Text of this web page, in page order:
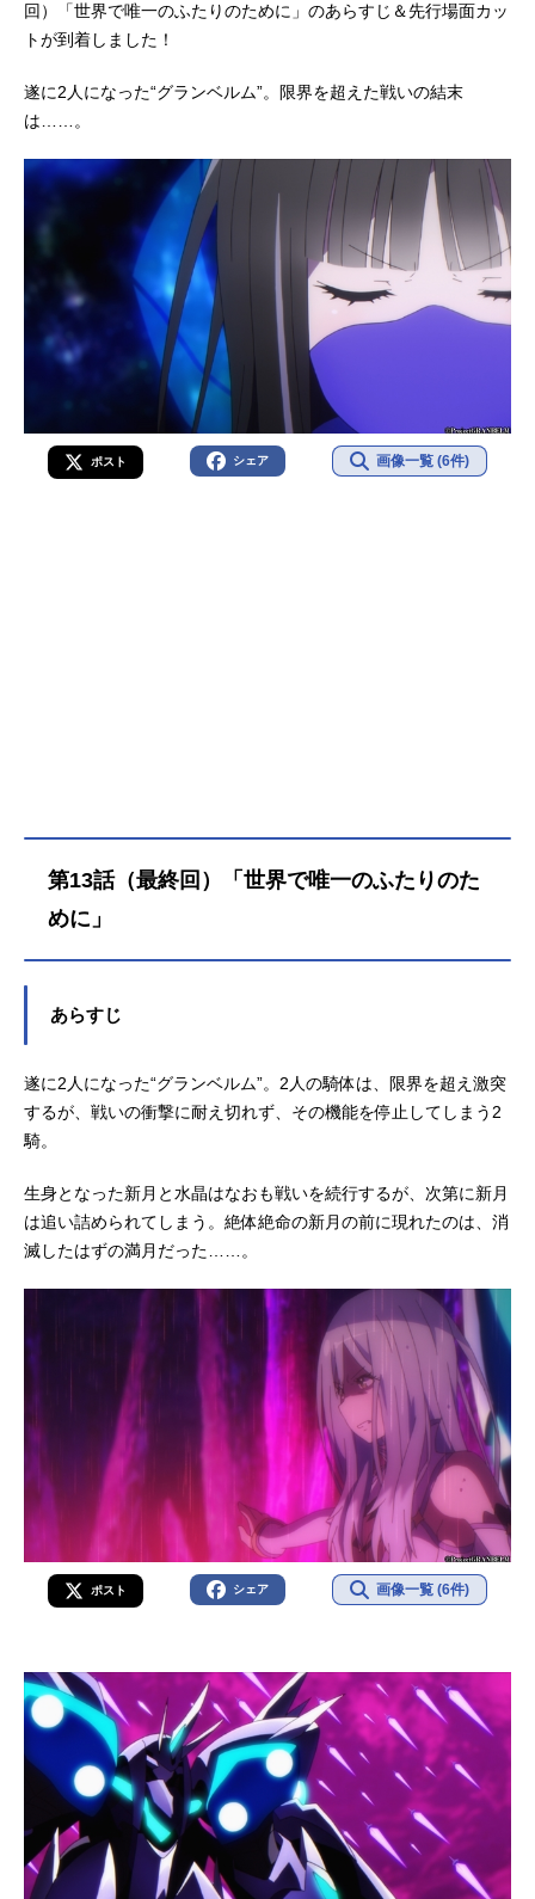
回）「世界で唯一のふたりのために」のあらすじ＆先行場面カッ
トが到着しました！
遂に2人になった“グランベルム”。限界を超えた戦いの結末
は……。
ポスト シェア 画像一覧 (6件)
第13話（最終回）「世界で唯一のふたりのた
めに」
あらすじ
遂に2人になった“グランベルム”。2人の騎体は、限界を超え激突
するが、戦いの衝撃に耐え切れず、その機能を停止してしまう2
騎。
生身となった新月と水晶はなおも戦いを続行するが、次第に新月
は追い詰められてしまう。絶体絶命の新月の前に現れたのは、消
滅したはずの満月だった……。
ポスト シェア 画像一覧 (6件)